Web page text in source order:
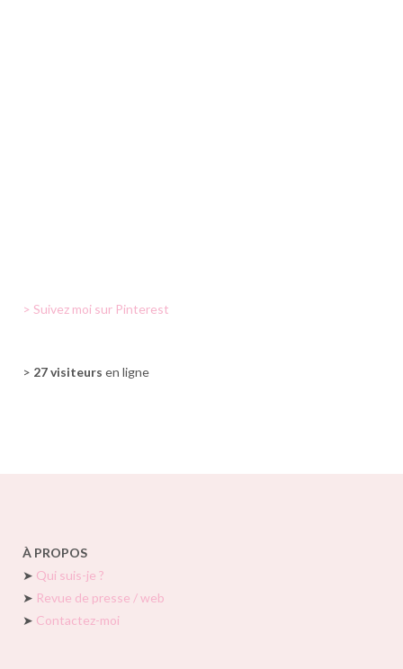
> Suivez moi sur Pinterest
> 27 visiteurs en ligne
À PROPOS
➤ Qui suis-je ?
➤ Revue de presse / web
➤ Contactez-moi